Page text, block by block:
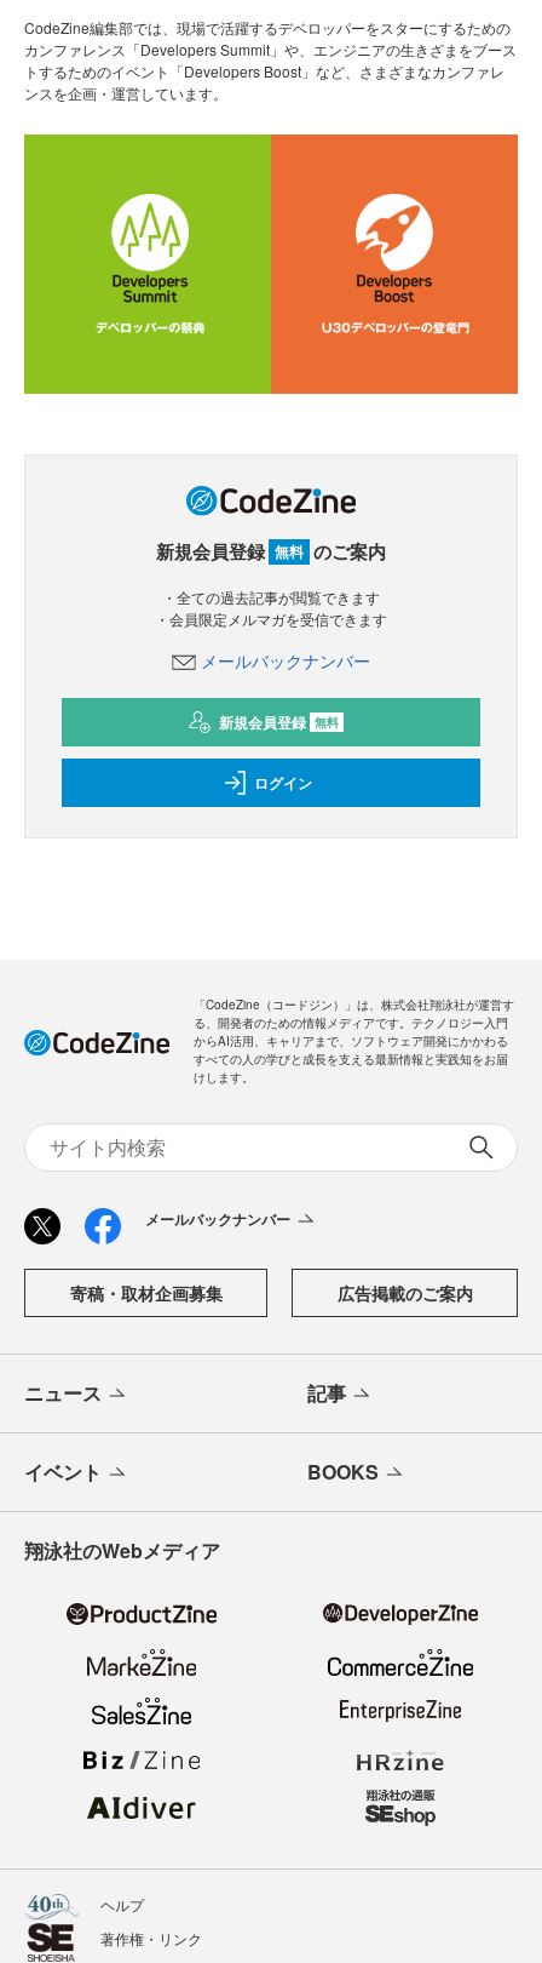
CodeZine編集部では、現場で活躍するデベロッパーをスターにするための
カンファレンス「Developers Summit」や、エンジニアの生きざまをブース
トするためのイベント「Developers Boost」など、さまざまなカンファレ
ンスを企画・運営しています。
新規会員登録 無料 のご案内
・全ての過去記事が閲覧できます
・会員限定メルマガを受信できます
メールバックナンバー
新規会員登録 無料
ログイン
「CodeZine（コードジン）」は、株式会社翔泳社が運営す
る、開発者のための情報メディアです。テクノロジー入門
からAI活用、キャリアまで、ソフトウェア開発にかかわる
すべての人の学びと成長を支える最新情報と実践知をお届
けします。
メールバックナンバー
寄稿・取材企画募集 広告掲載のご案内
ニュース 記事
イベント BOOKS
翔泳社のWebメディア
ヘルプ
著作権・リンク